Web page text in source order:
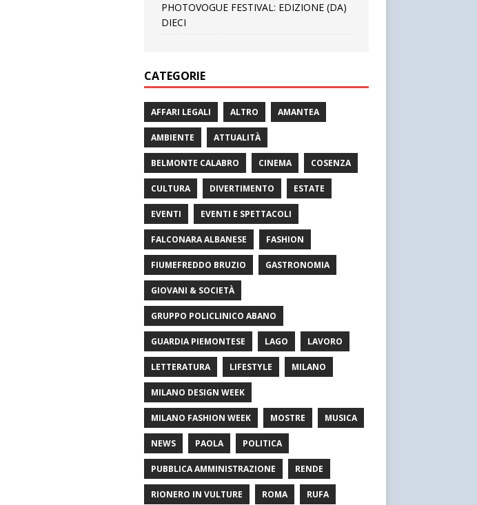
PHOTOVOGUE FESTIVAL: EDIZIONE (DA)
DIECI
CATEGORIE
AFFARI LEGALI ALTRO AMANTEA
AMBIENTE ATTUALITÀ
BELMONTE CALABRO CINEMA COSENZA
CULTURA DIVERTIMENTO ESTATE
EVENTI EVENTI E SPETTACOLI
FALCONARA ALBANESE FASHION
FIUMEFREDDO BRUZIO GASTRONOMIA
GIOVANI & SOCIETÀ
GRUPPO POLICLINICO ABANO
GUARDIA PIEMONTESE LAGO LAVORO
LETTERATURA LIFESTYLE MILANO
MILANO DESIGN WEEK
MILANO FASHION WEEK MOSTRE MUSICA
NEWS PAOLA POLITICA
PUBBLICA AMMINISTRAZIONE RENDE
RIONERO IN VULTURE ROMA RUFA